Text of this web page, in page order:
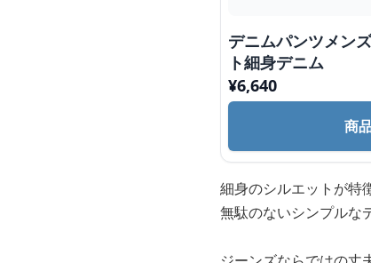
デニムパンツメン
ト細身デニム
¥6,640
商
細身のシルエットが特
無駄のないシンプルな